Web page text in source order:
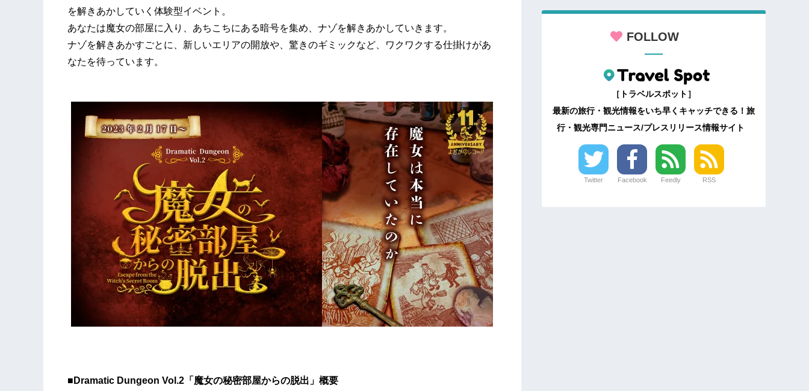
を解きあかしていく体験型イベント。
あなたは魔女の部屋に入り、あちこちにある暗号を集め、ナゾを解きあかしていきます。
ナゾを解きあかすごとに、新しいエリアの開放や、驚きのギミックなど、ワクワクする仕掛けがあ
なたを待っています。
■Dramatic Dungeon Vol.2「魔女の秘密部屋からの脱出」概要
FOLLOW
［トラベルスポット］
最新の旅行・観光情報をいち早くキャッチできる！旅
行・観光専門ニュース/プレスリリース情報サイト
Twitter Facebook Feedly RSS